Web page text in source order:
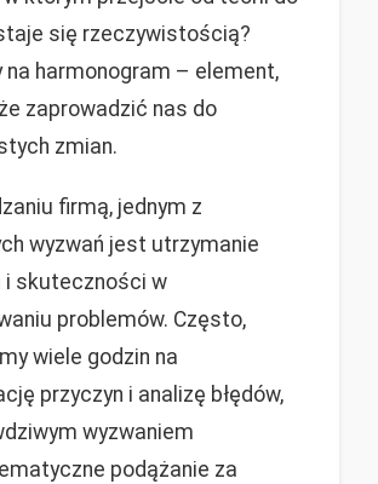
się rzeczywistością?
na harmonogram – element,
zaprowadzić nas do
zmian.
firmą, jednym z
wyzwań jest utrzymanie
i skuteczności w
problemów. Często,
wiele godzin na
przyczyn i analizę błędów,
wyzwaniem
podążanie za